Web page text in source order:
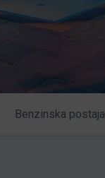
Benzinska postaja